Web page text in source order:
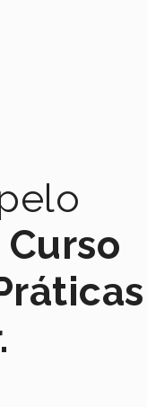
Curso